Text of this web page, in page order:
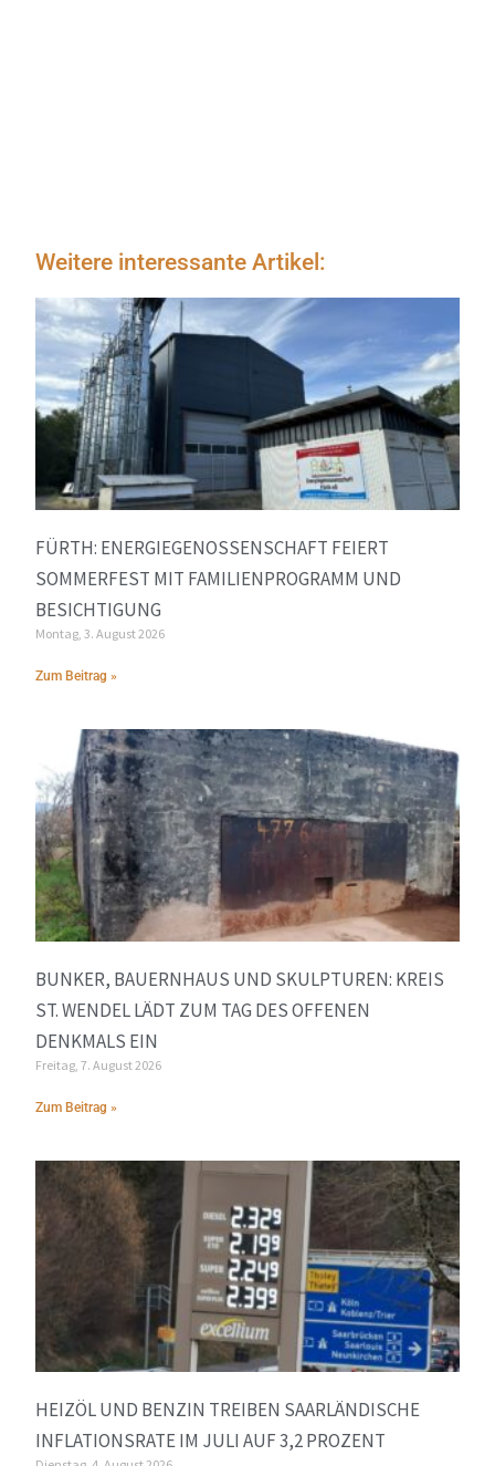
Weitere interessante Artikel:
FÜRTH: ENERGIEGENOSSENSCHAFT FEIERT
SOMMERFEST MIT FAMILIENPROGRAMM UND
BESICHTIGUNG
Montag, 3. August 2026
Zum Beitrag »
BUNKER, BAUERNHAUS UND SKULPTUREN: KREIS
ST. WENDEL LÄDT ZUM TAG DES OFFENEN
DENKMALS EIN
Freitag, 7. August 2026
Zum Beitrag »
HEIZÖL UND BENZIN TREIBEN SAARLÄNDISCHE
INFLATIONSRATE IM JULI AUF 3,2 PROZENT